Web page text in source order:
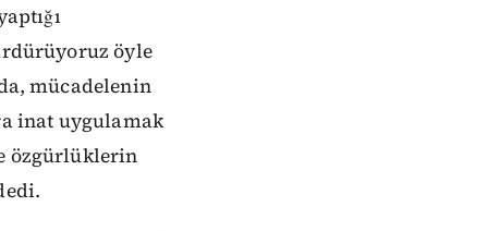
öyle
mücadelenin
inat uygulamak
özgürlüklerin